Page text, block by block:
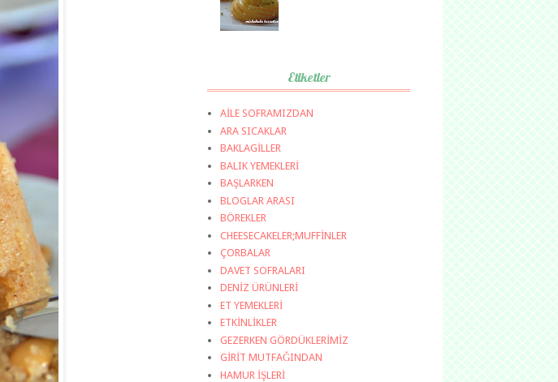
Etiketler
AİLE SOFRAMIZDAN
ARA SICAKLAR
BAKLAGİLLER
BALIK YEMEKLERİ
BAŞLARKEN
BLOGLAR ARASI
BÖREKLER
CHEESECAKELER;MUFFİNLER
ÇORBALAR
DAVET SOFRALARI
DENİZ ÜRÜNLERİ
ET YEMEKLERİ
ETKİNLİKLER
GEZERKEN GÖRDÜKLERİMİZ
GİRİT MUTFAĞINDAN
HAMUR İŞLERİ